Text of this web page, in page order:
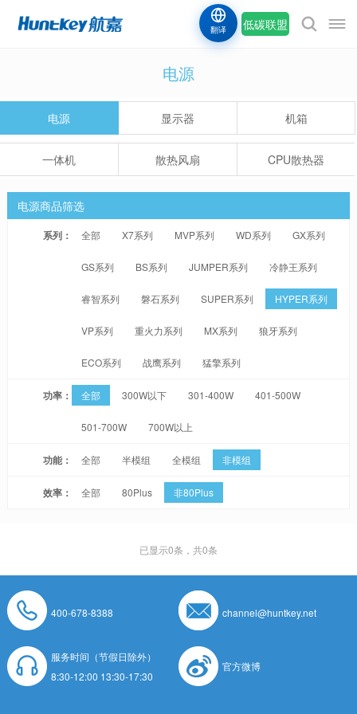
低碳联盟
翻译
电源
电源 显示器 机箱
一体机 散热风扇 CPU散热器
电源商品筛选
系列： 全部 X7系列 MVP系列 WD系列 GX系列
GS系列 BS系列 JUMPER系列 冷静王系列
睿智系列 磐石系列 SUPER系列 HYPER系列
VP系列 重火力系列 MX系列 狼牙系列
ECO系列 战鹰系列 猛擎系列
功率： 全部 300W以下 301-400W 401-500W
501-700W 700W以上
功能： 全部 半模组 全模组 非模组
效率： 全部 80Plus 非80Plus
已显示0条，共0条
400-678-8388 channel@huntkey.net
服务时间（节假日除外）
8:30-12:00 13:30-17:30
官方微博